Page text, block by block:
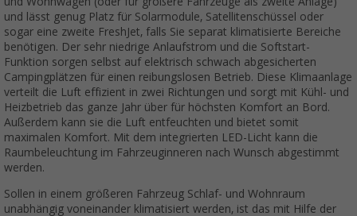
und lässt genug Platz für Solarmodule, Satellitenschüssel oder
sogar eine zweite FreshJet, falls Sie separat klimatisierte Bereiche
benötigen. Der sehr niedrige Anlaufstrom und die Softstart-
Funktion sorgen selbst auf elektrisch schwach abgesicherten
Campingplätzen für einen reibungslosen Betrieb. Diese Klimaanlage
verteilt die Luft effizient in zwei Richtungen und sorgt mit Kühl- und
Heizbetrieb das ganze Jahr über für höchsten Komfort an Bord.
Außerdem kann sie die Luft entfeuchten und bietet somit
maximalen Komfort. Mit dem integrierten LED-Licht kann die
Raumbeleuchtung im Fahrzeuginneren nach Wunsch abgestimmt
werden.
Sollen in einem größeren Fahrzeug Schlaf- und Wohnraum
unabhängig voneinander klimatisiert werden, ist das mit Hilfe der